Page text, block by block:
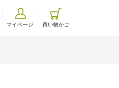
マイページ 買い物かご